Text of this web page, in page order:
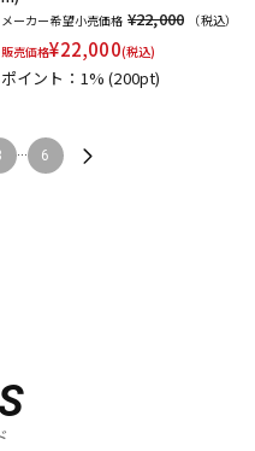
メーカー希望小売価格 ¥22,000
（税込）
販売価格¥22,000(税込)
ポイント：1%(200pt)
... 6